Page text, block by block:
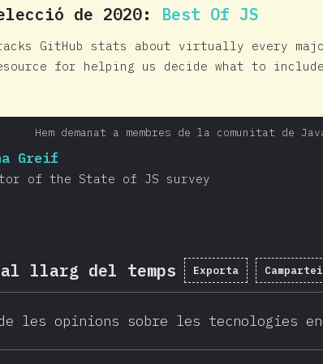
de 2020: Best Of JS
GitHub stats about virtually every
for helping us decide what to
Hem demanat a membres de la comunitat de
Greif
of the State of JS survey
al llarg del temps Exporta
les opinions sobre les tecnologies